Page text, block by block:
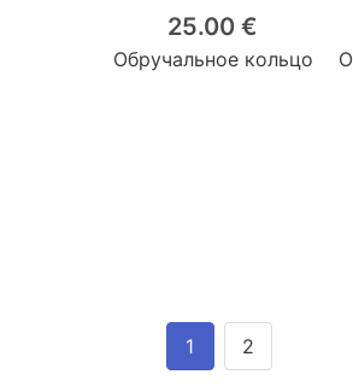
25.00 €
Обручальное кольцо
1 2